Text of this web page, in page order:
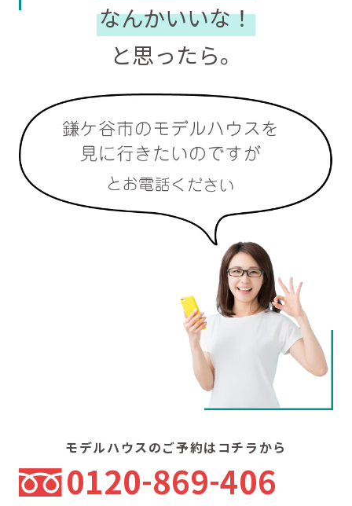
なんかいいな！
と思ったら。
モデルハウスのご予約はコチラから
0120 869 406